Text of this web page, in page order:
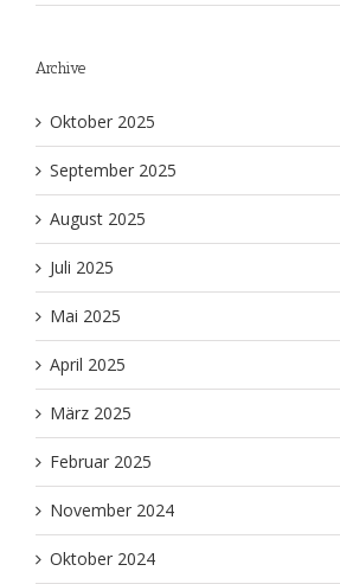
Archive
Oktober 2025
September 2025
August 2025
Juli 2025
Mai 2025
April 2025
März 2025
Februar 2025
November 2024
Oktober 2024